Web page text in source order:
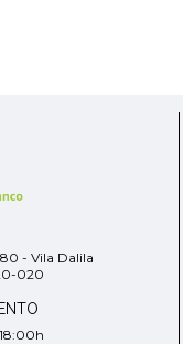
- Vila Dalila
020